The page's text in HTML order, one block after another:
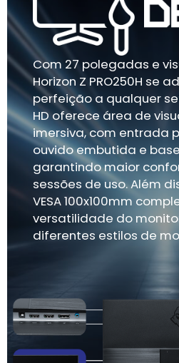
Com 27 polegadas e
Horizon Z PRO250H se
perfeição a qualquer
HD oferece área de
imersiva, com entrada
ouvido embutida e
garantindo maior
sessões de uso. Além
VESA 100x100mm
versatilidade do
diferentes estilos de